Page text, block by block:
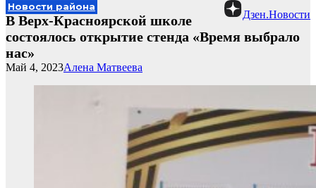
Дзен.Новости
Новости района
В Верх-Красноярской школе
состоялось открытие стенда «Время выбрало
нас»
Алена Матвеева
Май 4, 2023